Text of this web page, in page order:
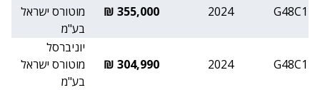
G48C1
2024
355,000 ₪
מוטורס ישראל
בע"מ
G48C1
2024
304,990 ₪
יוניברסל
מוטורס ישראל
בע"מ